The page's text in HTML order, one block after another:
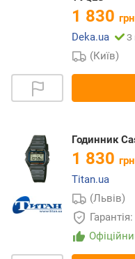
1 830
Deka.ua
З
(Київ)
Годинник
1 830
Titan.ua
(Львів)